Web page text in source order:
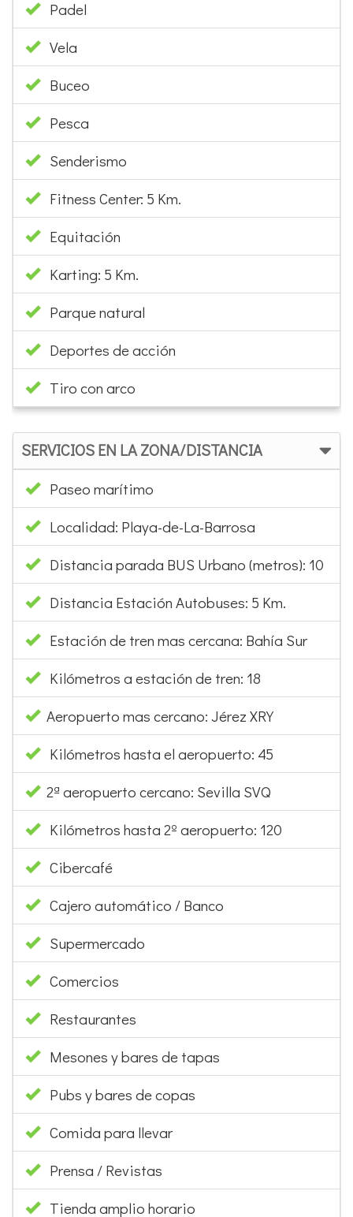
Padel
Vela
Buceo
Pesca
Senderismo
Fitness Center: 5 Km.
Equitación
Karting: 5 Km.
Parque natural
Deportes de acción
Tiro con arco
SERVICIOS EN LA ZONA/DISTANCIA
Paseo marítimo
Localidad: Playa-de-La-Barrosa
Distancia parada BUS Urbano (metros): 10
Distancia Estación Autobuses: 5 Km.
Estación de tren mas cercana: Bahía Sur
Kilómetros a estación de tren: 18
Aeropuerto mas cercano: Jérez XRY
Kilómetros hasta el aeropuerto: 45
2ª aeropuerto cercano: Sevilla SVQ
Kilómetros hasta 2º aeropuerto: 120
Cibercafé
Cajero automático / Banco
Supermercado
Comercios
Restaurantes
Mesones y bares de tapas
Pubs y bares de copas
Comida para llevar
Prensa / Revistas
Tienda amplio horario